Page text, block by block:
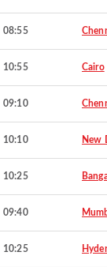
08:55
10:55 Cairo
09:10
10:10 New
10:25
09:40
10:25